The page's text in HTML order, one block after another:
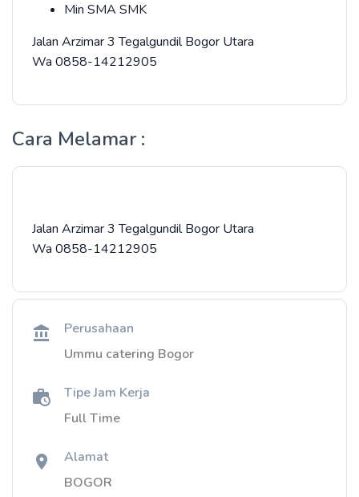
Min SMA SMK
Jalan Arzimar 3 Tegalgundil Bogor Utara
Wa 0858-14212905
Cara Melamar :
Jalan Arzimar 3 Tegalgundil Bogor Utara
Wa 0858-14212905
Perusahaan
Ummu catering Bogor
Tipe Jam Kerja
Full Time
Alamat
BOGOR